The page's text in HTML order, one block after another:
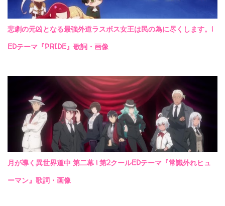
悲劇の元凶となる最強外道ラスボス女王は民の為に尽くします。|
EDテーマ『PRIDE』歌詞・画像
月が導く異世界道中 第二幕 | 第2クールEDテーマ『常識外れヒュ
ーマン』歌詞・画像